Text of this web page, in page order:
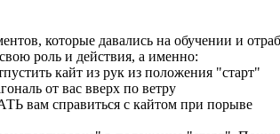
которые давались на обучении и
роль и действия, а именно:
кайт из рук из положения "старт"
от вас вверх по ветру
справиться с кайтом при порыве